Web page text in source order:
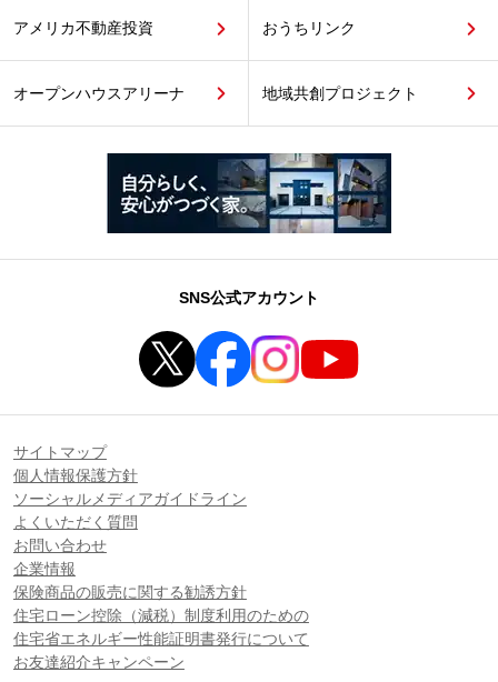
アメリカ不動産投資 おうちリンク
オープンハウスアリーナ 地域共創プロジェクト
SNS公式アカウント
サイトマップ
個人情報保護方針
ソーシャルメディアガイドライン
よくいただく質問
お問い合わせ
企業情報
保険商品の販売に関する勧誘方針
住宅ローン控除（減税）制度利用のための
住宅省エネルギー性能証明書発行について
お友達紹介キャンペーン